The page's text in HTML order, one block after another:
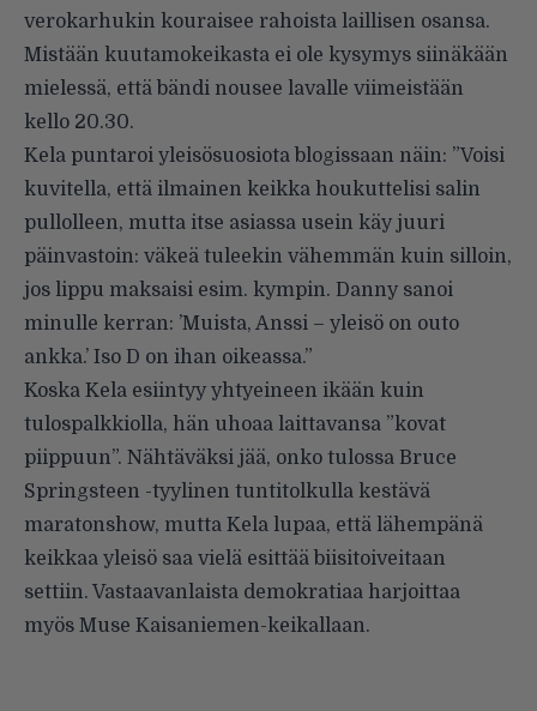
verokarhukin kouraisee rahoista laillisen osansa.
Mistään kuutamokeikasta ei ole kysymys siinäkään
mielessä, että bändi nousee lavalle viimeistään
kello 20.30.
Kela puntaroi yleisösuosiota blogissaan näin: ”Voisi
kuvitella, että ilmainen keikka houkuttelisi salin
pullolleen, mutta itse asiassa usein käy juuri
päinvastoin: väkeä tuleekin vähemmän kuin silloin,
jos lippu maksaisi esim. kympin. Danny sanoi
minulle kerran: ’Muista, Anssi – yleisö on outo
ankka.’ Iso D on ihan oikeassa.”
Koska Kela esiintyy yhtyeineen ikään kuin
tulospalkkiolla, hän uhoaa laittavansa ”kovat
piippuun”. Nähtäväksi jää, onko tulossa Bruce
Springsteen -tyylinen tuntitolkulla kestävä
maratonshow, mutta Kela lupaa, että lähempänä
keikkaa yleisö saa vielä esittää biisitoiveitaan
settiin. Vastaavanlaista demokratiaa harjoittaa
myös Muse Kaisaniemen-keikallaan.